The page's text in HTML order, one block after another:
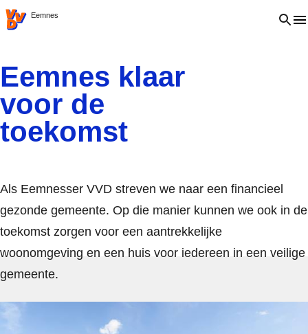
VVD.nlEemnes Open
Eemnes klaar
voor de
toekomst
Als Eemnesser VVD streven we naar een financieel
gezonde gemeente. Op die manier kunnen we ook in de
toekomst zorgen voor een aantrekkelijke
woonomgeving en een huis voor iedereen in een veilige
gemeente.